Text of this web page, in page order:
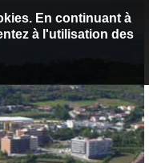
En continuant à
à l'utilisation des